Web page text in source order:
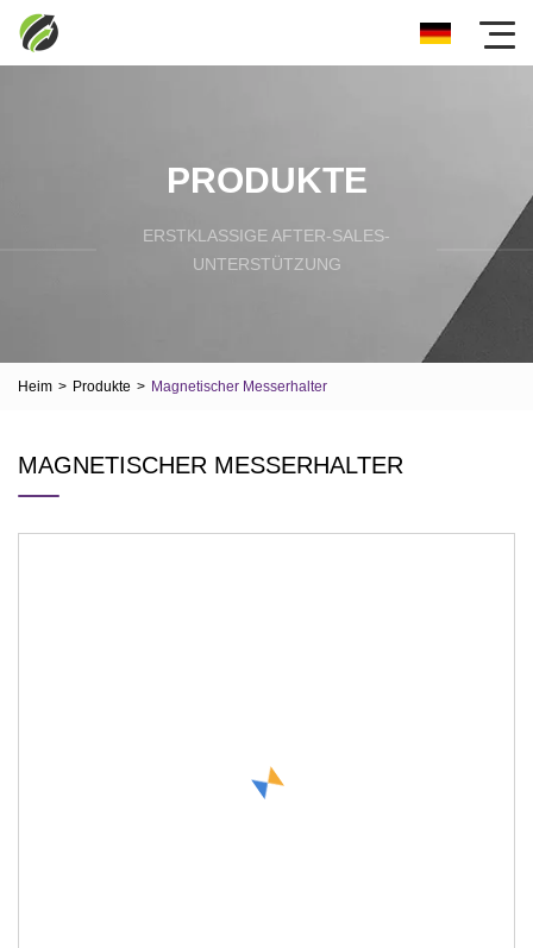
PRODUKTE
ERSTKLASSIGE AFTER-SALES-
UNTERSTÜTZUNG
Heim > Produkte > Magnetischer Messerhalter
MAGNETISCHER MESSERHALTER